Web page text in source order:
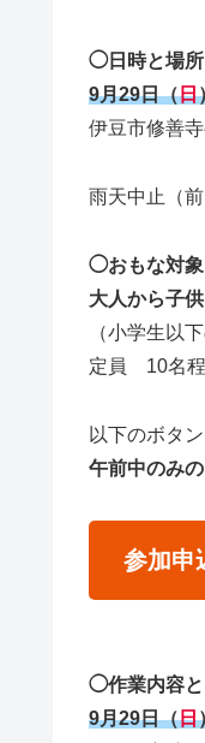
◯日時と場所
9月29日（日
伊豆市修善
雨天中止（
◯おもな対
大人から子
（小学生以
定員 10名程
以下のボタ
午前中のみ
参加申
◯作業内容と
9月29日（日